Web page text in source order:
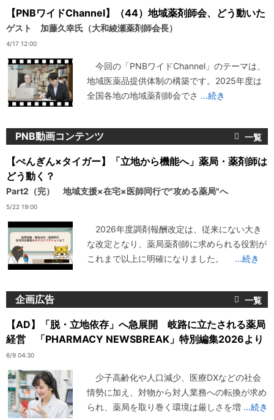
【PNBワイドChannel】（44）地域薬剤師会、どう動いた
ゲスト 加藤久幸氏（大和綾瀬薬剤師会長）
4/17 12:00
今回の「PNBワイドChannel」のテーマは、
地域医薬品提供体制の構築です。2025年度は
全国各地の地域薬剤師会でさ ...続き
PNB動画コンテンツ
【ぺんぎん×タイガー】「立地から機能へ」薬局・薬剤師は
どう動く？
Part2（完） 地域支援×在宅×医師同行で"攻める薬局"へ
5/22 19:00
2026年度調剤報酬改定は、従来にない大き
な改定となり、薬局薬剤師に求められる役割が
これまで以上に明確になりました。
...続き
企画広告
【AD】「脱・立地依存」へ急展開 岐路に立たされる薬局
経営 「PHARMACY NEWSBREAK」特別編集2026より
6/9 04:30
少子高齢化や人口減少、医療DXなどの社会
情勢に加え、対物から対人業務への転換が求め
られ、薬局を取り巻く環境は厳しさを増 ...続き